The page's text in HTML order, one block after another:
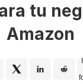
tu
Amazon